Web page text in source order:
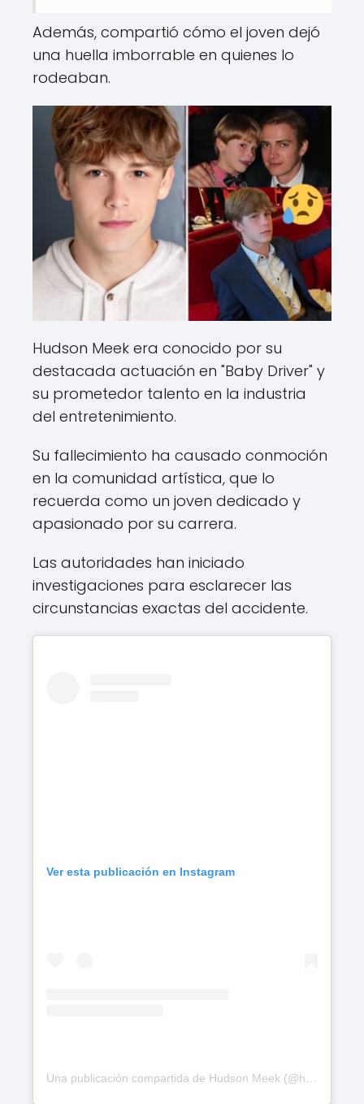
Además, compartió cómo el joven dejó
una huella imborrable en quienes lo
rodeaban.
Hudson Meek era conocido por su
destacada actuación en "Baby Driver" y
su prometedor talento en la industria
del entretenimiento.
Su fallecimiento ha causado conmoción
en la comunidad artística, que lo
recuerda como un joven dedicado y
apasionado por su carrera.
Las autoridades han iniciado
investigaciones para esclarecer las
circunstancias exactas del accidente.
Ver esta publicación en Instagram
Una publicación compartida de Hudson Meek (@hudsonmeek)